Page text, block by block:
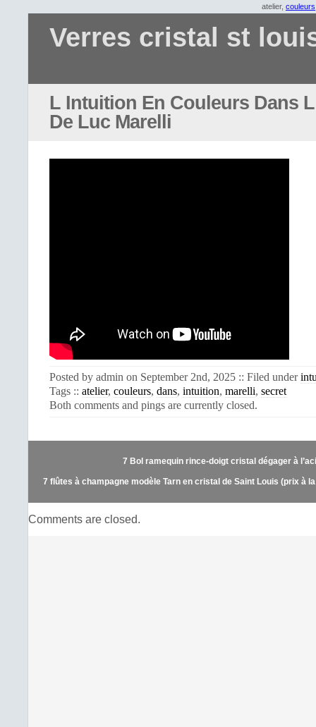
atelier, couleurs
Verres cristal st
L Intuition En Couleurs Dans
De Luc Marelli
Posted by admin on September 2nd, 2025 :: Filed under
Tags :: atelier, couleurs, dans, intuition, marelli, secret
Both comments and pings are currently closed.
7 Bol ramequin rince-doigt cristal dégager à
7 flûtes à champagne modèle Tarn en cristal de Saint Louis (prix à
Comments are closed.